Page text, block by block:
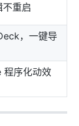
不重启
，一键导
程序化动效